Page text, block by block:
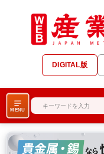
DIGITAL版
MENU